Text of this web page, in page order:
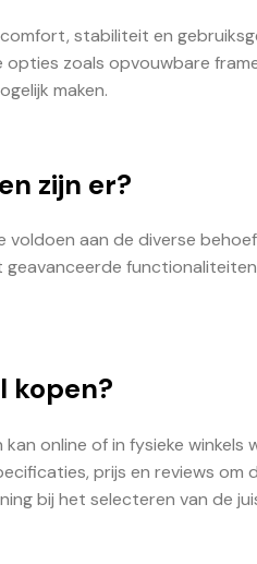
stabiliteit en
zoals opvouwbare
maken.
zijn er?
aan de diverse
kopen?
online of in fysieke winkels
prijs en reviews om
bij het selecteren van de